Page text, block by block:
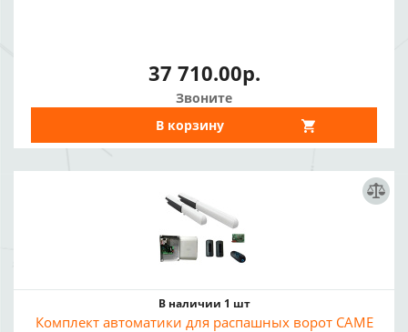
37 710.00р.
Звоните
В корзину
В наличии 1 шт
Комплект автоматики для распашных ворот CAME